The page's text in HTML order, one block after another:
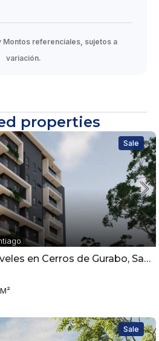
Montos referenciales, sujetos a
variación.
properties
Sale
en Cerros de Gurabo, Santiago
M²
Sale